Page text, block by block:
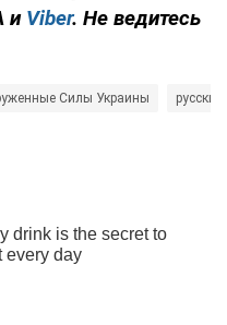
и Viber. Не ведитесь
Силы Украины русские